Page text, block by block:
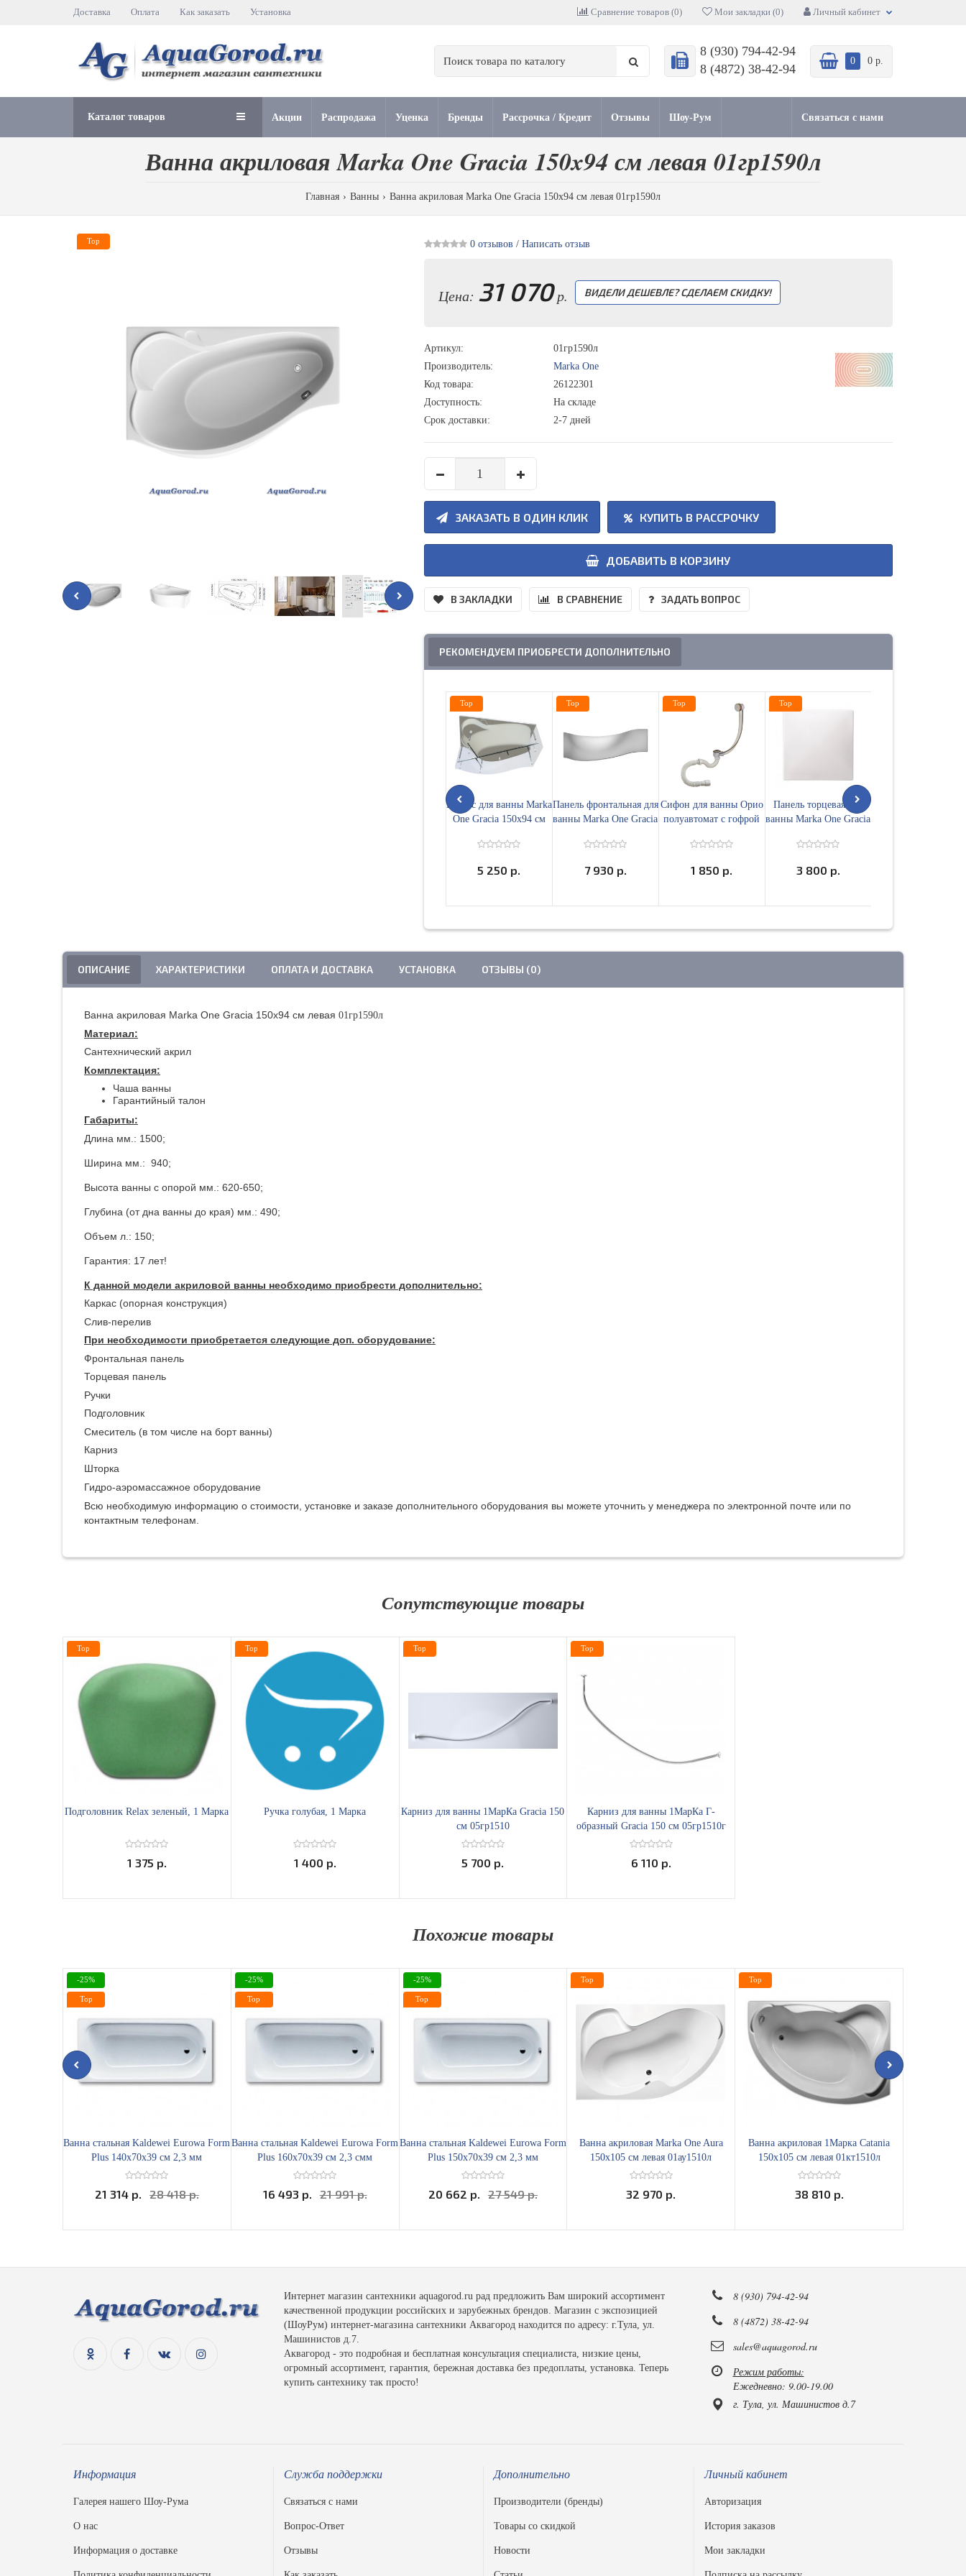
Доставка Оплата Как заказать Установка Сравнение товаров (0) Мои закладки (0) Личный кабинет
8 (930) 794-42-94
8 (4872) 38-42-94
0 0 р.
Каталог товаров Акции Распродажа Уценка Бренды Рассрочка / Кредит Отзывы Шоу-Рум Связаться с нами
Ванна акриловая Marka One Gracia 150x94 см левая 01гр1590л
Главная Ванны Ванна акриловая Marka One Gracia 150x94 см левая 01гр1590л
Top 0 отзывов / Написать отзыв
Цена: 31 070р. ВИДЕЛИ ДЕШЕВЛЕ? СДЕЛАЕМ СКИДКУ!
Артикул:
01гр1590л
Производитель:
Marka One
Код товара:
26122301
Доступность:
На складе
Срок доставки:
2-7 дней
ЗАКАЗАТЬ В ОДИН КЛИК КУПИТЬ В РАССРОЧКУ
ДОБАВИТЬ В КОРЗИНУ
В ЗАКЛАДКИ В СРАВНЕНИЕ ЗАДАТЬ ВОПРОС
РЕКОМЕНДУЕМ ПРИОБРЕСТИ ДОПОЛНИТЕЛЬНО
Каркас для ванны Marka
One Gracia 150x94 см
5 250 р.
Top
Панель фронтальная для
ванны Marka One Gracia
7 930 р.
Top
Сифон для ванны Орио
полуавтомат с гофрой
1 850 р.
Top
Панель торцевая для
ванны Marka One Gracia
02гр15бл
3 800 р.
Top
ОПИСАНИЕ ХАРАКТЕРИСТИКИ ОПЛАТА И ДОСТАВКА УСТАНОВКА ОТЗЫВЫ (0)
Ванна акриловая Marka One Gracia 150x94 см левая 01гр1590л
Материал:
Сантехнический акрил
Комплектация:
Чаша ванны
Гарантийный талон
Габариты:
Длина мм.: 1500;
Ширина мм.: 940;
Высота ванны с опорой мм.: 620-650;
Глубина (от дна ванны до края) мм.: 490;
Объем л.: 150;
Гарантия: 17 лет!
К данной модели акриловой ванны необходимо приобрести дополнительно:
Каркас (опорная конструкция)
Слив-перелив
При необходимости приобретается следующие доп. оборудование:
Фронтальная панель
Торцевая панель
Ручки
Подголовник
Смеситель (в том числе на борт ванны)
Карниз
Шторка
Гидро-аэромассажное оборудование
Всю необходимую информацию о стоимости, установке и заказе дополнительного оборудования вы можете уточнить у менеджера по электронной почте или по
контактным телефонам.
Сопутствующие товары
Подголовник Relax зеленый, 1 Марка
1 375 р.
Top
Ручка голубая, 1 Марка
1 400 р.
Top
Карниз для ванны 1МарКа Gracia 150
см 05гр1510
5 700 р.
Top
Карниз для ванны 1МарКа Г-
образный Gracia 150 см 05гр1510г
6 110 р.
Top
Похожие товары
Ванна стальная Kaldewei Eurowa Form
Plus 140х70x39 см 2,3 мм
21 314 р. 28 418 р.
-25%
Top
Ванна стальная Kaldewei Eurowa Form
Plus 160х70x39 см 2,3 смм
16 493 р. 21 991 р.
-25%
Top
Ванна стальная Kaldewei Eurowa Form
Plus 150х70x39 см 2,3 мм
20 662 р. 27 549 р.
-25%
Top
Ванна акриловая Marka One Aura
150x105 см левая 01ау1510л
32 970 р.
Top
Ванна акриловая 1Марка Catania
150х105 см левая 01кт1510л
38 810 р.
Top
Интернет магазин сантехники aquagorod.ru рад предложить Вам широкий ассортимент
качественной продукции российских и зарубежных брендов. Магазин с экспозицией
(ШоуРум) интернет-магазина сантехники Аквагород находится по адресу: г.Тула, ул.
Машинистов д.7.
Аквагород - это подробная и бесплатная консультация специалиста, низкие цены,
огромный ассортимент, гарантия, бережная доставка без предоплаты, установка. Теперь
купить сантехнику так просто!
8 (930) 794-42-94
8 (4872) 38-42-94
sales@aquagorod.ru
Режим работы:
Ежедневно: 9.00-19.00
г. Тула, ул. Машинистов д.7
Информация
Галерея нашего Шоу-Рума
О нас
Информация о доставке
Служба поддержки
Связаться с нами
Вопрос-Ответ
Отзывы
Дополнительно
Производители (бренды)
Товары со скидкой
Новости
Личный кабинет
Авторизация
История заказов
Мои закладки